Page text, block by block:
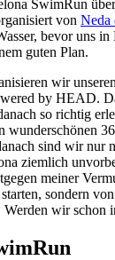
SwimRun
von Neda
bevor uns
guten Plan.
wir
by HEAD.
so richtig
wunderschönen
sind wir nur
ziemlich
meiner
sondern
wir schon